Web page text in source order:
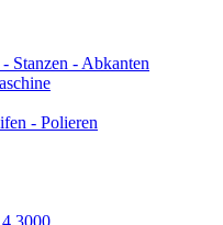
Stanzen - Abkanten
- Polieren